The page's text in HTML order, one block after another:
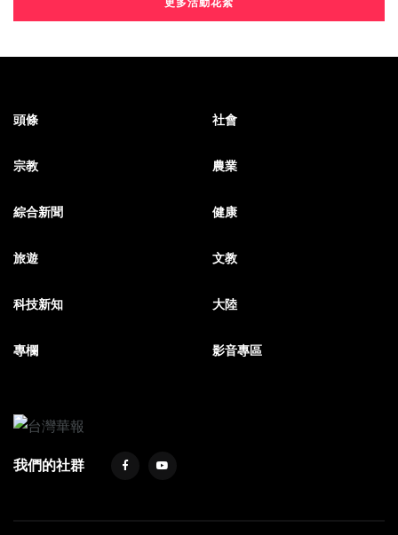
更多活動花絮
頭條 社會
宗教 農業
綜合新聞 健康
旅遊 文教
科技新知 大陸
專欄 影音專區
我們的社群